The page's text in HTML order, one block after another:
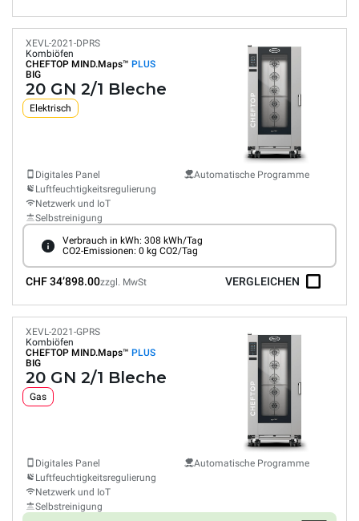
XEVL-2021-DPRS
Kombiöfen
CHEFTOP MIND.Maps™ PLUS
BIG
20 GN 2/1 Bleche
Elektrisch
Digitales Panel
Luftfeuchtigkeitsregulierung
Netzwerk und IoT
Selbstreinigung
Automatische Programme
Verbrauch in kWh: 308 kWh/Tag
CO2-Emissionen: 0 kg CO2/Tag
CHF 34’898.00zzgl. MwSt VERGLEICHEN
XEVL-2021-GPRS
Kombiöfen
CHEFTOP MIND.Maps™ PLUS
BIG
20 GN 2/1 Bleche
Gas
Digitales Panel
Luftfeuchtigkeitsregulierung
Netzwerk und IoT
Selbstreinigung
Automatische Programme